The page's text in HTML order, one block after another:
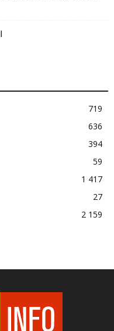
719
636
394
59
1 417
27
2 159